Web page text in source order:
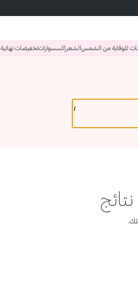
للوقاية من الشمسالشعر إكسسواراتتخفيضات نهائية